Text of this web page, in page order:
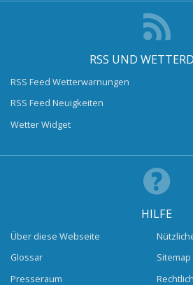
RSS UND
RSS Feed Wetterwarnungen
RSS Feed Neuigkeiten
Wetter Widget
HILFE
Über diese Webseite
Glossar
Presseraum
Sitemap